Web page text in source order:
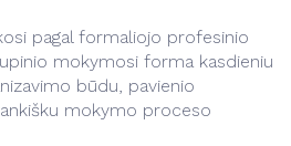
pagal formaliojo profesinio
mokymosi forma kasdieniu
būdu, pavienio
mokymo proceso